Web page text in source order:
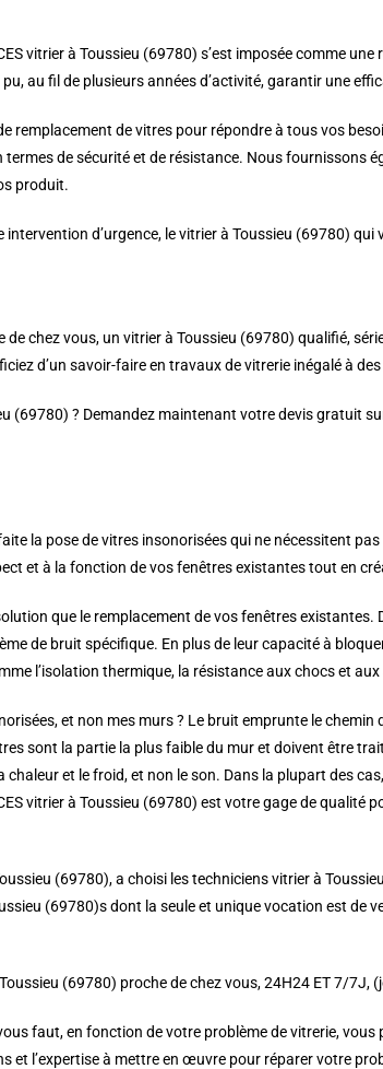
vitrier à Toussieu (69780) s’est imposée comme
au fil de plusieurs années d’activité, garantir une
remplacement de vitres pour répondre à tous vos
de sécurité et de résistance. Nous fournissons
produit.
d’urgence, le vitrier à Toussieu (69780)
chez vous, un vitrier à Toussieu (69780) qualifié,
d’un savoir-faire en travaux de vitrerie inégalé à
(69780) ? Demandez maintenant votre devis gratuit
la pose de vitres insonorisées qui ne nécessitent
et à la fonction de vos fenêtres existantes tout en
que le remplacement de vos fenêtres
de bruit spécifique. En plus de leur capacité à
l’isolation thermique, la résistance aux chocs et
et non mes murs ? Le bruit emprunte le
sont la partie la plus faible du mur et doivent être
et le froid, et non le son. Dans la plupart des
vitrier à Toussieu (69780) est votre gage de qualité
(69780), a choisi les techniciens vitrier à
(69780)s dont la seule et unique vocation est de
(69780) proche de chez vous, 24H24 ET 7/7J,
faut, en fonction de votre problème de vitrerie,
et l’expertise à mettre en œuvre pour réparer votre